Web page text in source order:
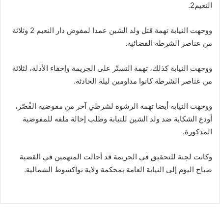
النعيم2.
ووجهت النيابة تهمة قتل ولد الشين عمدا لمفوض دار النعيم 2 وثلاثة
من عناصر الشرطة القضائية.
ووجهت النيابة كذلك، تهمة التستّر على الجريمة وإخفاء الأدلة، لثلاثة
من عناصر الشرطة كانوا مداومين ليلة الحادثة.
ووجهت النيابة أيضا تهمة الرشوة لشرطي آخر من مفوضية القُصّر،
أودع الشكاية ضد ولد الشين للنيابة وطلب إحالة ملفه للمفوضية
المذكورة.
وكانت لجنة للتحقيق في الجريمة قد أحالت المتهمين في القضية
صباح اليوم إلى النيابة العامة بمحكمة ولاية نواكشوط الشمالية.